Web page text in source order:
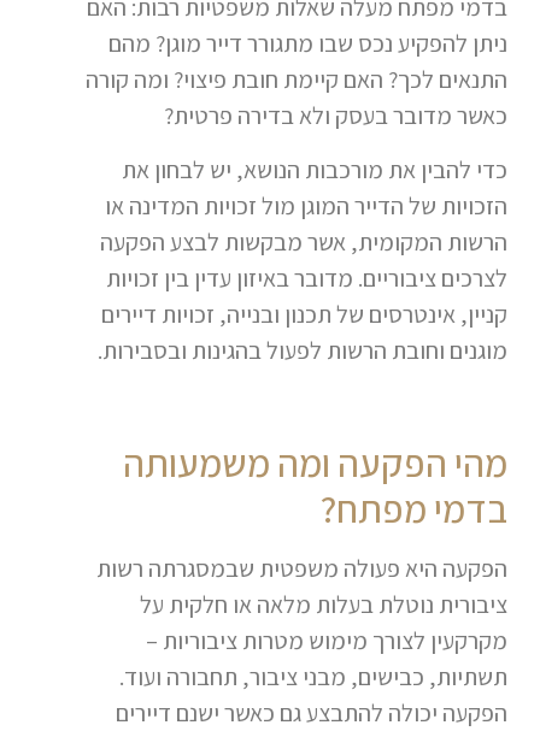
בדמי מפתח מעלה שאלות משפטיות רבות: האם
ניתן להפקיע נכס שבו מתגורר דייר מוגן? מהם
התנאים לכך? האם קיימת חובת פיצוי? ומה קורה
כאשר מדובר בעסק ולא בדירה פרטית?
כדי להבין את מורכבות הנושא, יש לבחון את
הזכויות של הדייר המוגן מול זכויות המדינה או
הרשות המקומית, אשר מבקשות לבצע הפקעה
לצרכים ציבוריים. מדובר באיזון עדין בין זכויות
קניין, אינטרסים של תכנון ובנייה, זכויות דיירים
מוגנים וחובת הרשות לפעול בהגינות ובסבירות.
מהי הפקעה ומה משמעותה
בדמי מפתח?
הפקעה היא פעולה משפטית שבמסגרתה רשות
ציבורית נוטלת בעלות מלאה או חלקית על
מקרקעין לצורך מימוש מטרות ציבוריות –
תשתיות, כבישים, מבני ציבור, תחבורה ועוד.
הפקעה יכולה להתבצע גם כאשר ישנם דיירים